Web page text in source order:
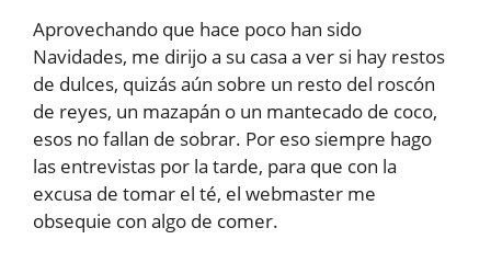
Aprovechando que hace poco han sido
Navidades, me dirijo a su casa a ver si hay restos
de dulces, quizás aún sobre un resto del roscón
de reyes, un mazapán o un mantecado de coco,
esos no fallan de sobrar. Por eso siempre hago
las entrevistas por la tarde, para que con la
excusa de tomar el té, el webmaster me
obsequie con algo de comer.